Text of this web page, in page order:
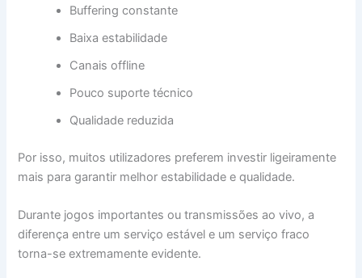
Buffering constante
Baixa estabilidade
Canais offline
Pouco suporte técnico
Qualidade reduzida
Por isso, muitos utilizadores preferem investir ligeiramente
mais para garantir melhor estabilidade e qualidade.
Durante jogos importantes ou transmissões ao vivo, a
diferença entre um serviço estável e um serviço fraco
torna-se extremamente evidente.